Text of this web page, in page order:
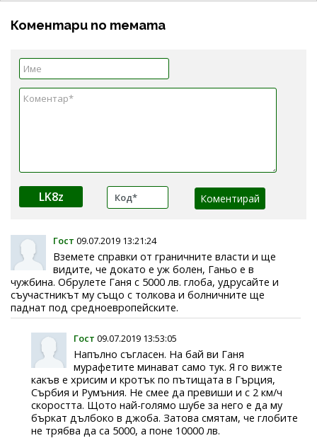
Коментари по темата
LK8z
Гост 09.07.2019 13:21:24
Вземете справки от граничните власти и ще
видите, че докато е уж болен, Ганьо е в
чужбина. Обрулете Ганя с 5000 лв. глоба, удрусайте и
съучастникът му също с толкова и болничните ще
паднат под средноевропейските.
Гост 09.07.2019 13:53:05
Напълно съгласен. На бай ви Ганя
мурафетите минават само тук. Я го вижте
какъв е хрисим и кротък по пътищата в Гърция,
Сърбия и Румъния. Не смее да превиши и с 2 км/ч
скоростта. Щото най-голямо шубе за него е да му
бъркат дълбоко в джоба. Затова смятам, че глобите
не трябва да са 5000, а поне 10000 лв.